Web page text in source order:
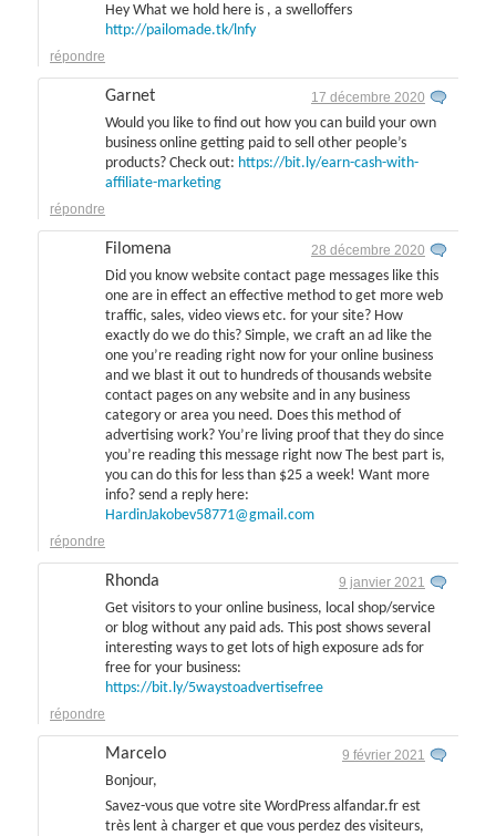
Hey What we hold here is , a swelloffers
http://pailomade.tk/lnfy
répondre
Garnet 17 décembre 2020
Would you like to find out how you can build your own
business online getting paid to sell other people’s
products? Check out: https://bit.ly/earn-cash-with-
affiliate-marketing
répondre
Filomena 28 décembre 2020
Did you know website contact page messages like this
one are in effect an effective method to get more web
traffic, sales, video views etc. for your site? How
exactly do we do this? Simple, we craft an ad like the
one you’re reading right now for your online business
and we blast it out to hundreds of thousands website
contact pages on any website and in any business
category or area you need. Does this method of
advertising work? You’re living proof that they do since
you’re reading this message right now The best part is,
you can do this for less than $25 a week! Want more
info? send a reply here:
HardinJakobev58771@gmail.com
répondre
Rhonda 9 janvier 2021
Get visitors to your online business, local shop/service
or blog without any paid ads. This post shows several
interesting ways to get lots of high exposure ads for
free for your business:
https://bit.ly/5waystoadvertisefree
répondre
Marcelo 9 février 2021
Bonjour,
Savez-vous que votre site WordPress alfandar.fr est
très lent à charger et que vous perdez des visiteurs,